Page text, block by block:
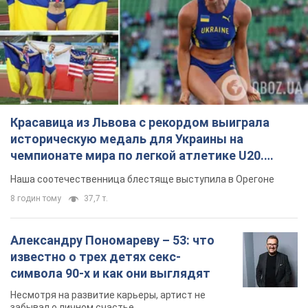
8 годин тому 37,7 т.
Александру Пономареву – 53: что
известно о трех детях секс-
символа 90-х и как они выглядят
Несмотря на развитие карьеры, артист не
В ПриватБанке рассказали,
действительны ли доллары 1996
принимают старые доллары
9.08.2026 02:20 90,6 т.